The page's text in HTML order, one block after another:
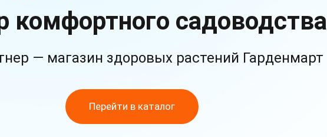
комфортного садоводства
— магазин здоровых растений Гарденмарт
Перейти в каталог